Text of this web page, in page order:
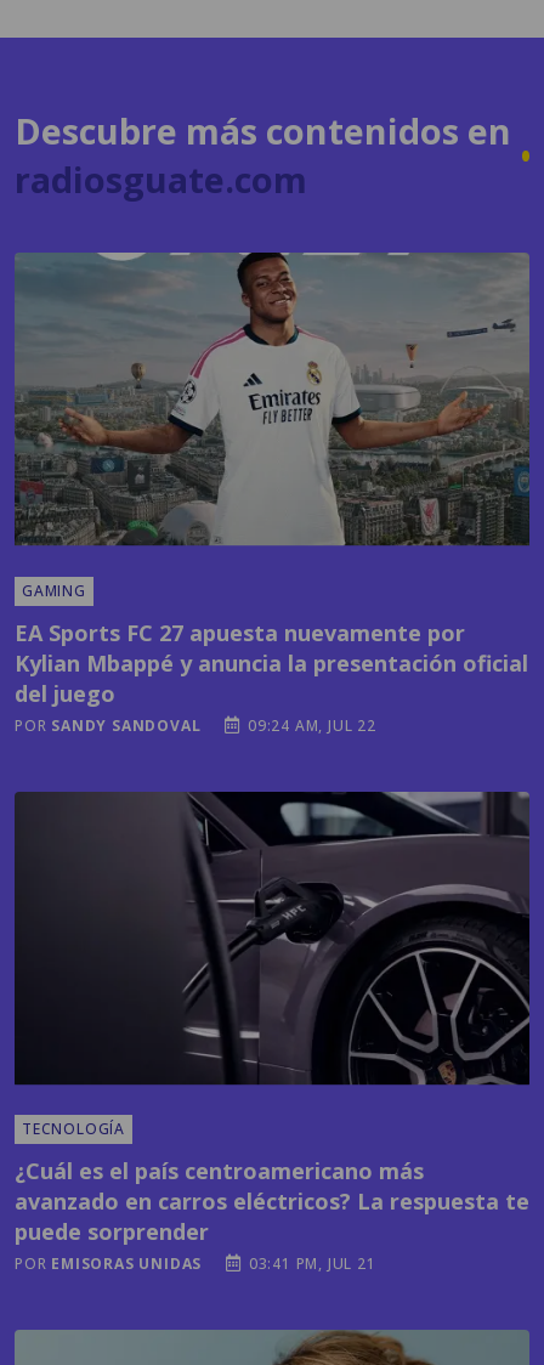
Descubre más contenidos en
radiosguate.com
GAMING
EA Sports FC 27 apuesta nuevamente por
Kylian Mbappé y anuncia la presentación oficial
del juego
POR SANDY SANDOVAL 09:24 AM, JUL 22
TECNOLOGÍA
¿Cuál es el país centroamericano más
avanzado en carros eléctricos? La respuesta te
puede sorprender
POR EMISORAS UNIDAS 03:41 PM, JUL 21